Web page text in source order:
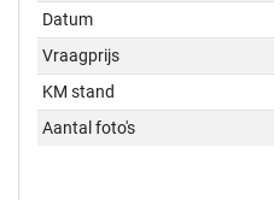
Datum
Vraagprijs
KM stand
Aantal foto's